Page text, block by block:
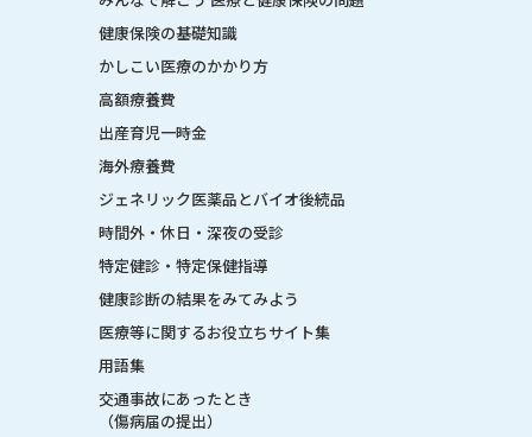
健康保険の基礎知識
かしこい医療のかかり方
高額療養費
出産育児一時金
海外療養費
ジェネリック医薬品とバイオ後続品
時間外・休日・深夜の受診
特定健診・特定保健指導
健康診断の結果をみてみよう
医療等に関するお役立ちサイト集
用語集
交通事故にあったとき
（傷病届の提出）